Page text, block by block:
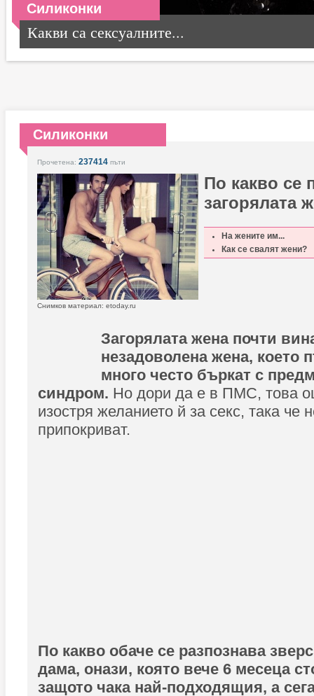
Силиконки
Какви са сексуалните...
Силиконки
Прочетена: 237414 пъти
По какво се
загорялата
На жените им...
Как се свалят жени?
Снимков материал: etoday.ru
Загорялата жена почти
незадоволена жена, което
много често бъркат с
синдром. Но дори да е в ПМС, това
изостря желанието й за секс, така че
припокриват.
По какво обаче се разпознава
дама, онази, която вече 6 месеца
защото чака най-подходящия, а